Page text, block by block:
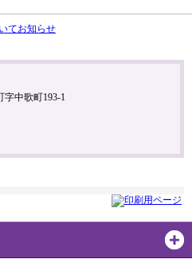
てお知らせ
中歌町193-1